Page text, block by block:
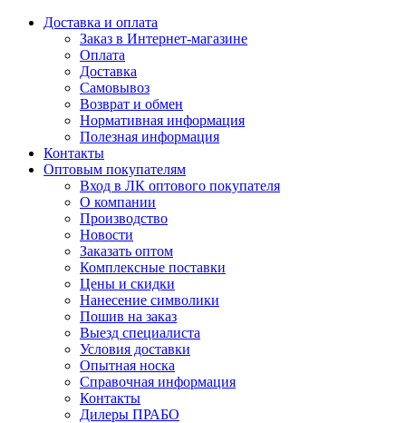
Доставка и оплата
Заказ в Интернет-магазине
Оплата
Доставка
Самовывоз
Возврат и обмен
Нормативная информация
Полезная информация
Контакты
Оптовым покупателям
Вход в ЛК оптового покупателя
О компании
Производство
Новости
Заказать оптом
Комплексные поставки
Цены и скидки
Нанесение символики
Пошив на заказ
Выезд специалиста
Условия доставки
Опытная носка
Справочная информация
Контакты
Дилеры ПРАБО